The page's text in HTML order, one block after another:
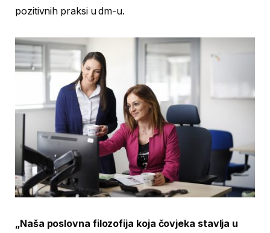
pozitivnih praksi u dm-u.
„Naša poslovna filozofija koja čovjeka stavlja u